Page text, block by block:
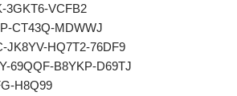
VCFB2
MDWWJ
HQ7T2-76DF9
69QQF-B8YKP-D69TJ
H8Q99